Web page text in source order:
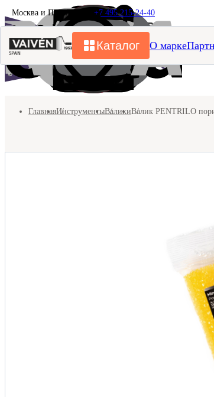
Москва и Подмосковье +7 495 215-24-40
Каталог О марке
ГлавнаяИнструментыВаликиВалик PENTRILO